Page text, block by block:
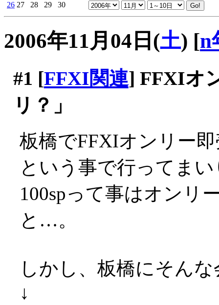
26 27 28 29 30
2006年11月04日(土) [n
#1 [FFXI関連] FFXIオ
リ？」
板橋でFFXIオンリー
という事で行ってま
100spって事はオンリ
と…。
しかし、板橋にそん
↓